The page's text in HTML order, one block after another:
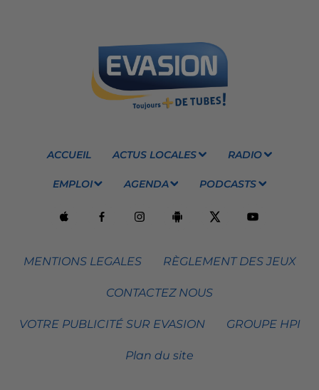
ACCUEIL ACTUS LOCALES RADIO
EMPLOI AGENDA PODCASTS
MENTIONS LEGALES RÈGLEMENT DES JEUX
CONTACTEZ NOUS
VOTRE PUBLICITÉ SUR EVASION GROUPE HPI
Plan du site